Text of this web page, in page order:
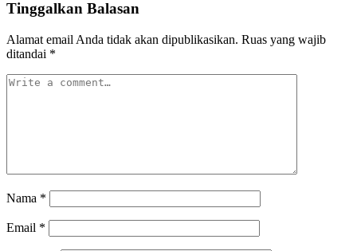
Tinggalkan Balasan
Alamat email Anda tidak akan dipublikasikan. Ruas yang wajib
ditandai *
Nama *
Email *